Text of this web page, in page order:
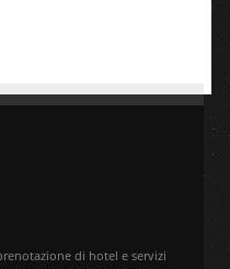
di hotel e servizi